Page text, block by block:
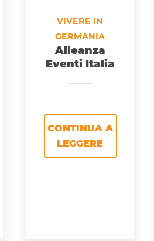
VIVERE IN
GERMANIA
Alleanza
Eventi Italia
CONTINUA A
LEGGERE